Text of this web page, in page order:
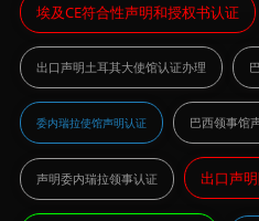
埃及CE符合性声明和授权书认证
出口声明土耳其大使馆认证办理
委内瑞拉使馆声明认证 巴西领事馆
声明委内瑞拉领事认证 出口声